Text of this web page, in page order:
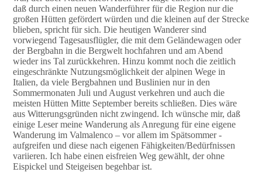
daß durch einen neuen Wanderführer für die Region nur die
großen Hütten gefördert würden und die kleinen auf der Strecke
blieben, spricht für sich. Die heutigen Wanderer sind
vorwiegend Tagesausflügler, die mit dem Geländewagen oder
der Bergbahn in die Bergwelt hochfahren und am Abend
wieder ins Tal zurückkehren. Hinzu kommt noch die zeitlich
eingeschränkte Nutzungsmöglichkeit der alpinen Wege in
Italien, da viele Bergbahnen und Buslinien nur in den
Sommermonaten Juli und August verkehren und auch die
meisten Hütten Mitte September bereits schließen. Dies wäre
aus Witterungsgründen nicht zwingend. Ich wünsche mir, daß
einige Leser meine Wanderung als Anregung für eine eigene
Wanderung im Valmalenco – vor allem im Spätsommer -
aufgreifen und diese nach eigenen Fähigkeiten/Bedürfnissen
variieren. Ich habe einen eisfreien Weg gewählt, der ohne
Eispickel und Steigeisen begehbar ist.